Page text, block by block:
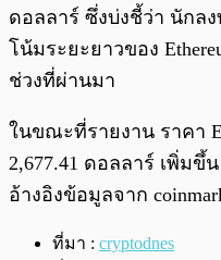
ดอลลาร์ ซึ่งบ่งชี้ว่า นักล
โน้มระยะยาวของ
ช่วงที่ผ่านมา
ในขณะที่รายงาน ราคา
2,677.41 ดอลลาร์ เพิ่มขึ้
อ้างอิงข้อมูลจาก
ที่มา : cryptodnes